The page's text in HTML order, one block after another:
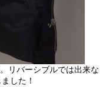
リバーシブルでは出来な
した！